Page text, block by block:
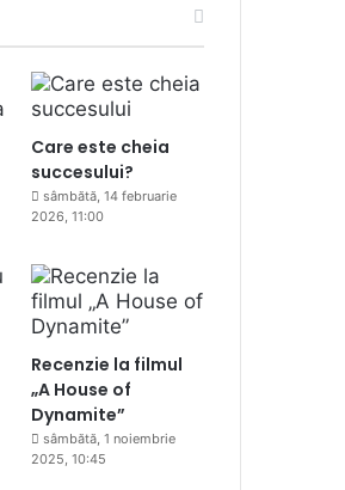
Care este cheia
succesului?
sâmbătă, 14 februarie
2026, 11:00
Recenzie la filmul
„A House of
Dynamite”
sâmbătă, 1 noiembrie
2025, 10:45